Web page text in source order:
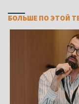
БОЛЬШЕ ПО ЭТОЙ